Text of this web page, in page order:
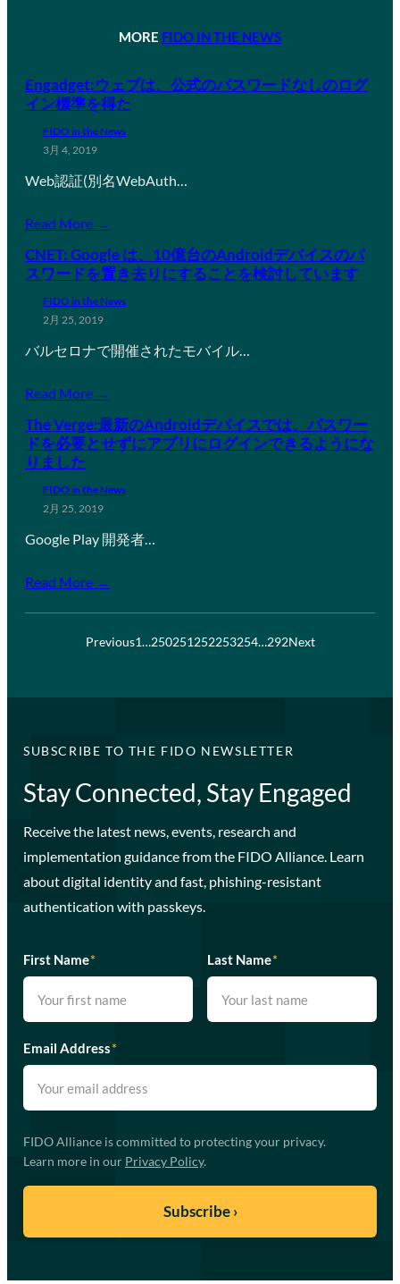
MORE FIDO IN THE NEWS
Engadget:ウェブは、公式のパスワードなしのログ
イン標準を得た
FIDO in the News
3月 4, 2019
Web認証(別名WebAuth…
Read More →
CNET: Google は、10億台のAndroidデバイスのパ
スワードを置き去りにすることを検討しています
FIDO in the News
2月 25, 2019
バルセロナで開催されたモバイル…
Read More →
The Verge:最新のAndroidデバイスでは、パスワー
ドを必要とせずにアプリにログインできるようにな
りました
FIDO in the News
2月 25, 2019
Google Play 開発者…
Read More →
Previous1…250251252253254…292Next
SUBSCRIBE TO THE FIDO NEWSLETTER
Stay Connected, Stay Engaged
Receive the latest news, events, research and
implementation guidance from the FIDO Alliance. Learn
about digital identity and fast, phishing-resistant
authentication with passkeys.
First Name* Last Name*
Email Address*
FIDO Alliance is committed to protecting your privacy.
Learn more in our Privacy Policy.